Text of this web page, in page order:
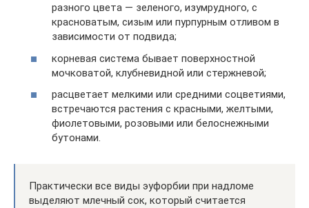
разного цвета — зеленого, изумрудного, с
красноватым, сизым или пурпурным отливом в
зависимости от подвида;
корневая система бывает поверхностной
мочковатой, клубневидной или стержневой;
расцветает мелкими или средними соцветиями,
встречаются растения с красными, желтыми,
фиолетовыми, розовыми или белоснежными
бутонами.
Практически все виды эуфорбии при надломе
выделяют млечный сок, который считается